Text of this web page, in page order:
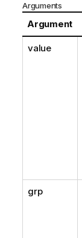
Arguments
Argument
value
grp